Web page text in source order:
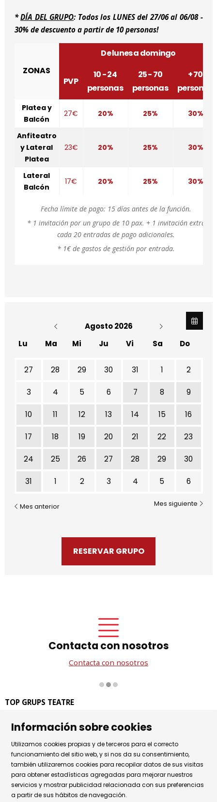
*DÍA DEL GRUPO: Todos los LUNES del 27/06 al 06/08 -
30% de descuento a partir de 10 personas!
ZONAS
De lunes a domingo
PVP
10 - 24
personas
25 - 70
personas
+ 70
personas
Platea y
Balcón
27€ 20% 25% 30%
Anfiteatro
y Lateral
Platea
23€ 20% 25% 30%
Lateral
Balcón
17€ 20% 25% 30%
Fecha límite de pago: 15 días antes de la función.
* 1 invitación por un grupo de 10 pax. + 1 invitación extra
cada 20 entradas de pago adicionales.
* 1€ de gastos de gestión por entrada.
Agosto 2026
Lu
Ma Mi Ju Vi Sa Do
No hay ninguna actividad este mes
27 28 29 30 31 1 2
3 4 5 6 7 8 9
10 11 12 13 14 15 16
17 18 19 20 21 22 23
24 25 26 27 28 29 30
31 1 2 3 4 5 6
Mes anterior Mes siguiente
RESERVAR GRUPO
Contacta con nosotros
Contacta con nosotros
TOP GRUPS TEATRE
08002 Barcelona
Tel. 93 441 39 79
Horario de atención: de lunes a jueves de 9.30h a 17.30h
y viernes de 9.30 a 14.30h.
Sitemap | Aviso Legal | Uso de Cookies
|
Política de privacidad
| Contactar
Información sobre cookies
Utilizamos cookies propias y de terceros para el correcto
funcionamiento del sitio web, y si nos da su consentimiento,
también utilizaremos cookies para recopilar datos de sus visitas
para obtener estadísticas agregadas para mejorar nuestros
servicios y mostrar publicidad relacionada con sus preferencias
a partir de sus hábitos de navegación.